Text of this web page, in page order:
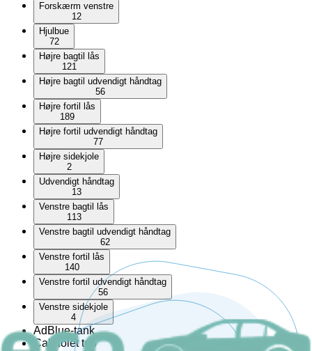
Forskærm venstre
12
Hjulbue
72
Højre bagtil lås
121
Højre bagtil udvendigt håndtag
56
Højre fortil lås
189
Højre fortil udvendigt håndtag
77
Højre sidekjole
2
Udvendigt håndtag
13
Venstre bagtil lås
113
Venstre bagtil udvendigt håndtag
62
Venstre fortil lås
140
Venstre fortil udvendigt håndtag
56
Venstre sidekjole
4
AdBlue-tank
Cabriolet top